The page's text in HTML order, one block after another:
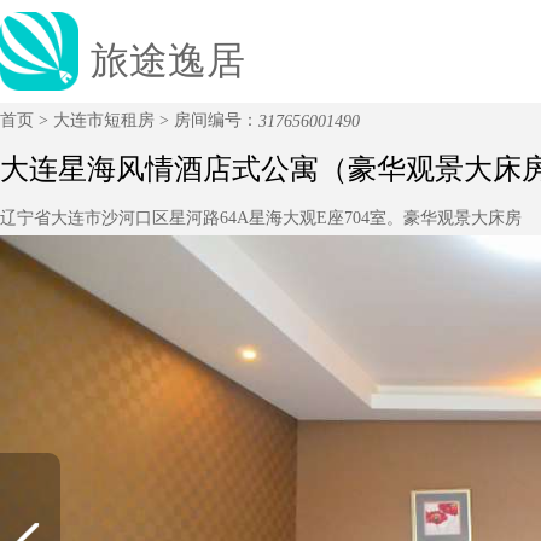
旅途逸居
首页 > 大连市短租房 > 房间编号： 317656001490
大连星海风情酒店式公寓（豪华观景大床
辽宁省大连市沙河口区星河路64A星海大观E座704室。豪华观景大床房